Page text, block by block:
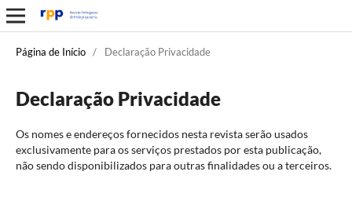
Página de Início / Declaração Privacidade
Declaração Privacidade
Os nomes e endereços fornecidos nesta revista serão usados
exclusivamente para os serviços prestados por esta publicação,
não sendo disponibilizados para outras finalidades ou a terceiros.